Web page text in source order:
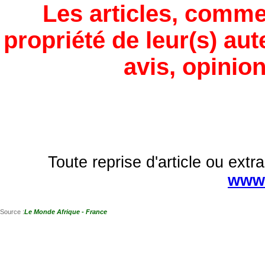
Les articles,
propriété de leur(s)
avis,
Toute reprise d'article ou
Source :Le Monde Afrique - France